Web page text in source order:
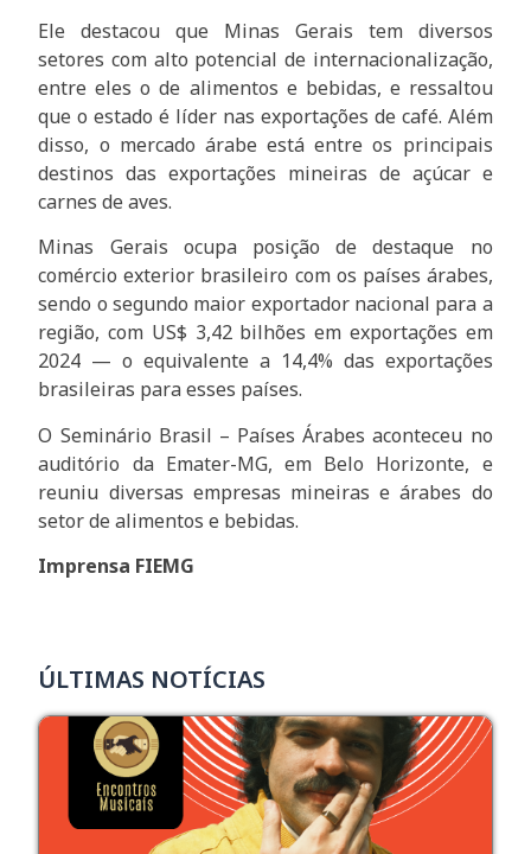
Ele destacou que Minas Gerais tem diversos
setores com alto potencial de internacionalização,
entre eles o de alimentos e bebidas, e ressaltou
que o estado é líder nas exportações de café. Além
disso, o mercado árabe está entre os principais
destinos das exportações mineiras de açúcar e
carnes de aves.
Minas Gerais ocupa posição de destaque no
comércio exterior brasileiro com os países árabes,
sendo o segundo maior exportador nacional para a
região, com US$ 3,42 bilhões em exportações em
2024 — o equivalente a 14,4% das exportações
brasileiras para esses países.
O Seminário Brasil – Países Árabes aconteceu no
auditório da Emater-MG, em Belo Horizonte, e
reuniu diversas empresas mineiras e árabes do
setor de alimentos e bebidas.
Imprensa FIEMG
ÚLTIMAS NOTÍCIAS